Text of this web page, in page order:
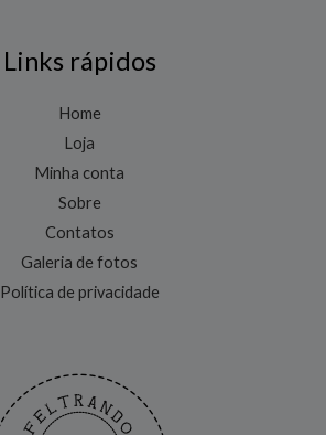
Links rápidos
Home
Loja
Minha conta
Sobre
Contatos
Galeria de fotos
Política de privacidade